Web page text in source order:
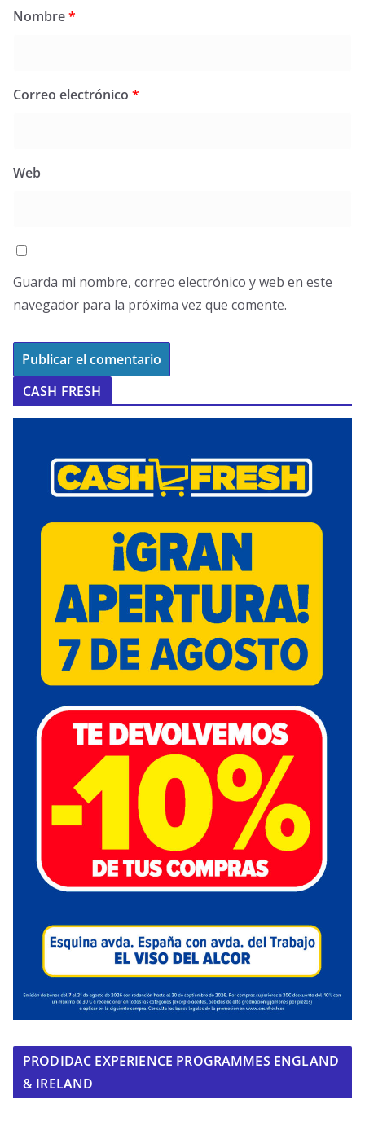
Nombre*
Correo electrónico *
Web
Guarda mi nombre, correo electrónico y web en este
navegador para la próxima vez que comente.
CASH FRESH
PRODIDAC EXPERIENCE PROGRAMMES ENGLAND
& IRELAND